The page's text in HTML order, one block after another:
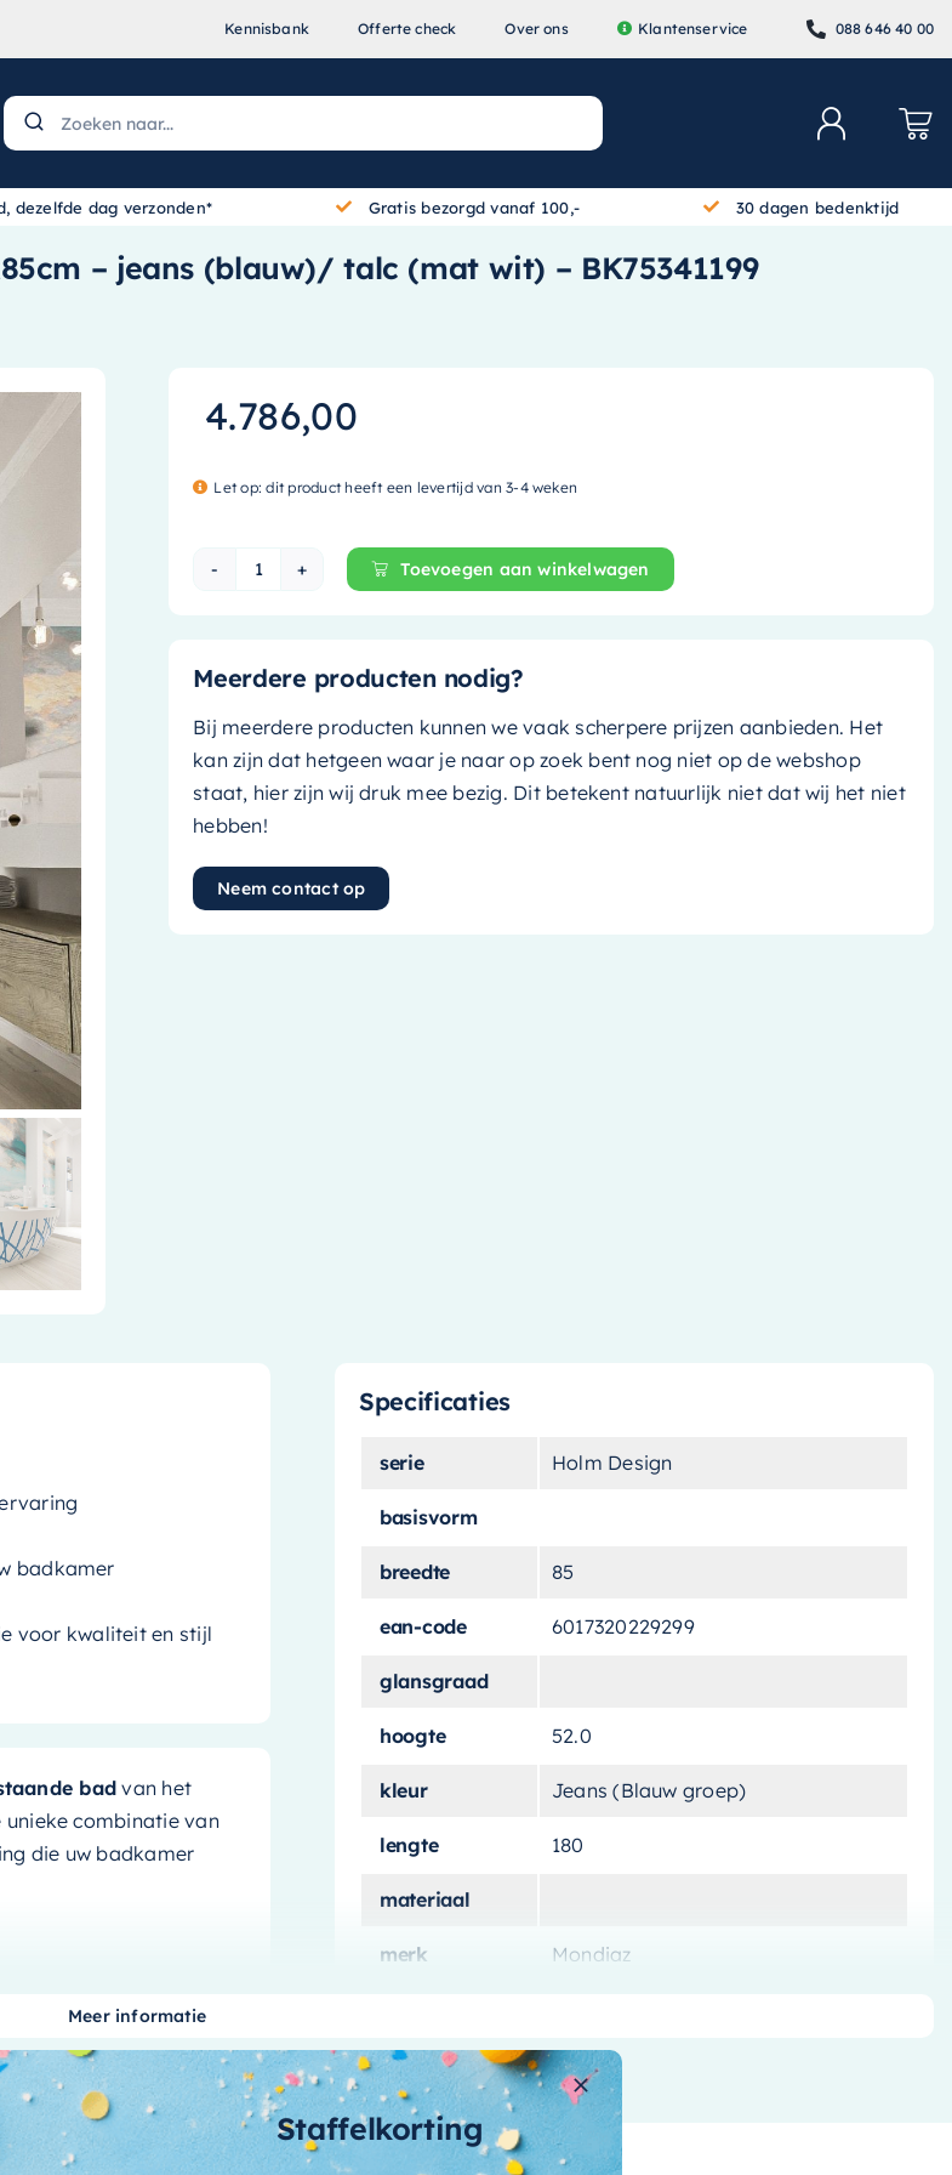
Kennisbank Offerte check Over ons Klantenservice 088 646 40 00
dezelfde dag verzonden* Gratis bezorgd vanaf 100,- 30 dagen bedenktijd
– jeans (blauw)/ talc (mat wit) – BK75341199
4.786,00
Let op: dit product heeft een levertijd van 3-4 weken
Mondiaz Vrijstaand bad Holm Design - 180x85cm - jeans (blauw)/ talc
Toevoegen aan winkelwagen
Meerdere producten nodig?
Bij meerdere producten kunnen we vaak scherpere prijzen aanbieden. Het
kan zijn dat hetgeen waar je naar op zoek bent nog niet op de webshop
staat, hier zijn wij druk mee bezig. Dit betekent natuurlijk niet dat wij het niet
hebben!
Neem contact op
badkamer
voor kwaliteit en stijl
bad van het
combinatie van
die uw badkamer
ruimte voor
door de aantrekkelijke
echte eyecatcher in uw
Specificaties
serie Holm Design
basisvorm
breedte 85
ean-code 6017320229299
glansgraad
hoogte 52.0
kleur Jeans (Blauw groep)
lengte 180
materiaal
merk Mondiaz
aantal-liters 180 L
aantal-personen
Meer informatie
Staffelkorting